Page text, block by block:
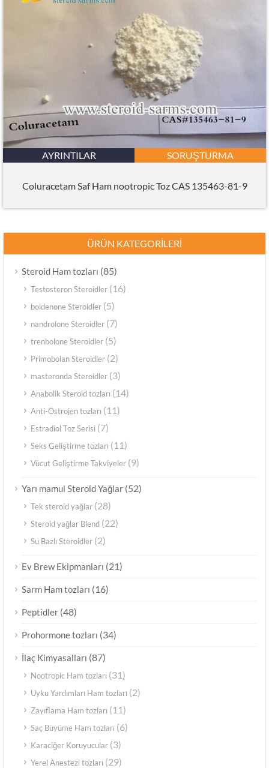
AYRINTILAR SORUŞTURMA
Coluracetam Saf Ham nootropic Toz CAS 135463-81-9
ÜRÜN KATEGORILERI
Steroid Ham tozları (85)
Testosteron Steroidler (16)
boldenone Steroidler (5)
nandrolone Steroidler (7)
trenbolone Steroidler (5)
Primobolan Steroidler (2)
masteronda Steroidler (3)
Anabolik Steroid tozları (14)
Anti-Östrojen tozları (11)
Estradiol Toz Serisi (7)
Seks Geliştirme tozları (11)
Vücut Geliştirme Takviyeler (9)
Yarı mamul Steroid Yağlar (52)
Tek steroid yağlar (28)
Steroid yağlar Blend (22)
Su Bazlı Steroidler (2)
Ev Brew Ekipmanları (21)
Sarm Ham tozları (16)
Peptidler (48)
Prohormone tozları (34)
İlaç Kimyasalları (87)
Nootropic Ham tozları (31)
Uyku Yardımları Ham tozları (2)
Zayıflama Ham tozları (11)
Saç Büyüme Ham tozları (6)
Karaciğer Koruyucular (3)
Yerel Anestezi tozları (29)